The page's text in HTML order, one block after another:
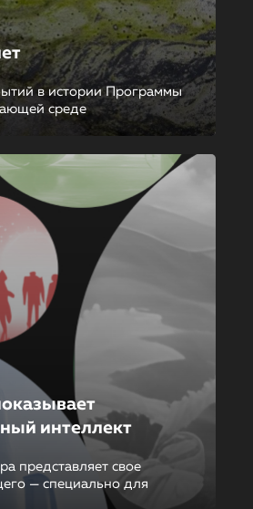
в истории Программы
среде
интеллект
представляет свое
— специально для